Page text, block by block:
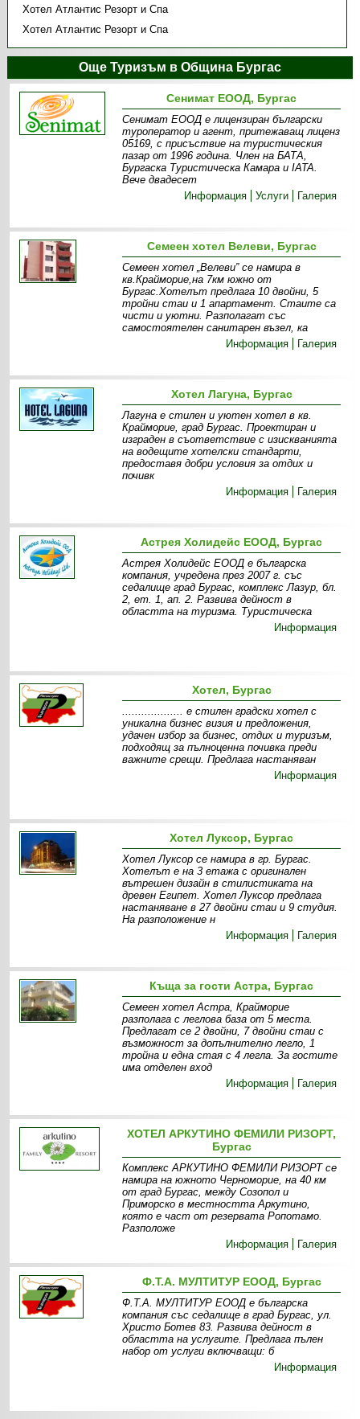
Хотел Атлантис Резорт и Спа
Хотел Атлантис Резорт и Спа
Още Туризъм в Община Бургас
Сенимат ЕООД, Бургас
Сенимат ЕООД е лицензиран български
туроператор и агент, притежаващ лиценз
05169, с присъствие на туристическия
пазар от 1996 година. Член на БАТА,
Бургаска Туристическа Камара и IATA.
Вече двадесет
Информация
Услуги Галерия
Семеен хотел Велеви, Бургас
Семеен хотел „Велеви” се намира в
кв.Крайморие,на 7км южно от
Бургас.Хотелът предлага 10 двойни, 5
тройни стаи и 1 апартамент. Стаите са
чисти и уютни. Разполагат със
самостоятелен санитарен възел, ка
Информация
Галерия
Хотел Лагуна, Бургас
Лагуна е стилен и уютен хотел в кв.
Крайморие, град Бургас. Проектиран и
изграден в съответствие с изискванията
на водещите хотелски стандарти,
предоставя добри условия за отдих и
почивк
Информация
Галерия
Астрея Холидейс ЕООД, Бургас
Астрея Холидейс ЕООД е българска
компания, учредена през 2007 г. със
седалище град Бургас, комплекс Лазур, бл.
2, ет. 1, ап. 2. Развива дейност в
областта на туризма. Туристическа
Информация
Хотел, Бургас
................... е стилен градски хотел с
уникална бизнес визия и предложения,
удачен избор за бизнес, отдих и туризъм,
подходящ за пълноценна почивка преди
важните срещи. Предлага настаняван
Информация
Хотел Луксор, Бургас
Хотел Луксор се намира в гр. Бургас.
Хотелът е на 3 етажа с оригинален
вътрешен дизайн в стилистиката на
древен Египет. Хотел Луксор предлага
настаняване в 27 двойни стаи и 9 студия.
На разположение н
Информация
Галерия
Къща за гости Астра, Бургас
Семеен хотел Астра, Крайморие
разполага с леглова база от 5 места.
Предлагат се 2 двойни, 7 двойни стаи с
възможност за допълнително легло, 1
тройна и една стая с 4 легла. За гостите
има отделен вход
Информация
Галерия
ХОТЕЛ АРКУТИНО ФЕМИЛИ РИЗОРТ,
Бургас
Комплекс АРКУТИНО ФЕМИЛИ РИЗОРТ се
намира на южното Черноморие, на 40 км
от град Бургас, между Созопол и
Приморско в местността Аркутино,
която е част от резервата Ропотамо.
Разположе
Информация
Галерия
Ф.Т.А. МУЛТИТУР ЕООД, Бургас
Ф.Т.А. МУЛТИТУР ЕООД е българска
компания със седалище в град Бургас, ул.
Христо Ботев 83. Развива дейност в
областта на услугите. Предлага пълен
набор от услуги включващи: б
Информация